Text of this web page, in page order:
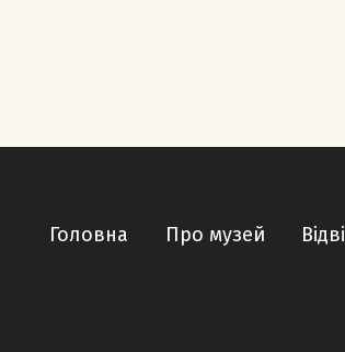
Головна Про музей